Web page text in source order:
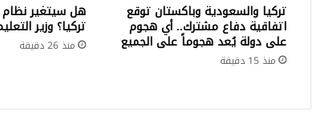
تركيا والسعودية وباكستان توقع
اتفاقية دفاع مشترك.. أي هجوم
على دولة يُعد هجوماً على الجميع
منذ 15 دقيقة
تركيا؟ وزير
منذ 26 دقيقة